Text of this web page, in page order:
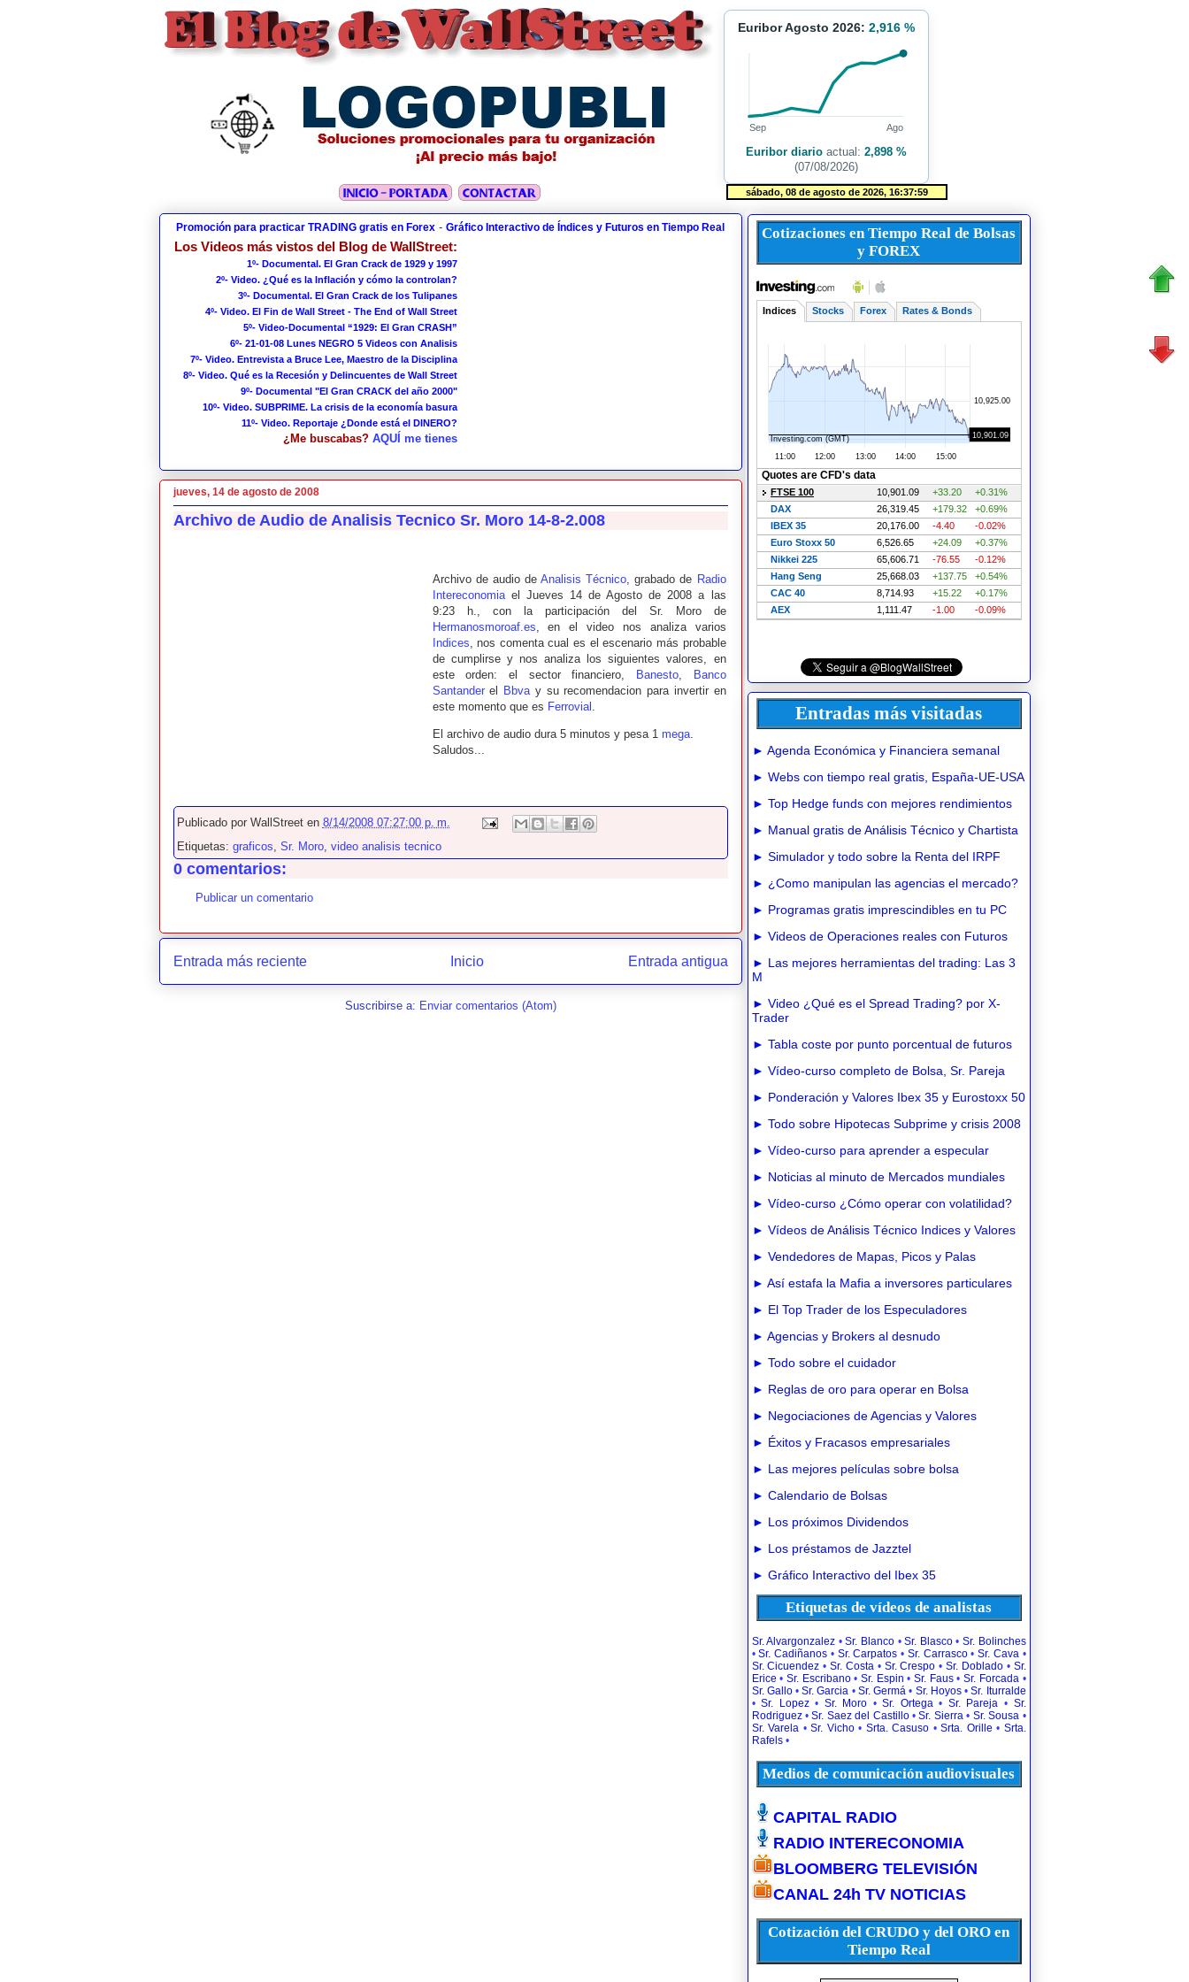
Euribor Agosto 2026: 2,916 %
Sep Ago
Euribor diarioactual: 2,898 %
(07/08/2026)
Promoción para practicar TRADING gratis en Forex - Gráfico Interactivo de Índices y Futuros en Tiempo Real
Los Videos más vistos del Blog de WallStreet:
1º- Documental. El Gran Crack de 1929 y 1997
2º- Video. ¿Qué es la Inflación y cómo la controlan?
3º- Documental. El Gran Crack de los Tulipanes
4º- Video. El Fin de Wall Street - The End of Wall Street
5º- Video-Documental “1929: El Gran CRASH”
6º- 21-01-08 Lunes NEGRO 5 Videos con Analisis
7º- Video. Entrevista a Bruce Lee, Maestro de la Disciplina
8º- Video. Qué es la Recesión y Delincuentes de Wall Street
9º- Documental "El Gran CRACK del año 2000"
10º- Video. SUBPRIME. La crisis de la economía basura
11º- Video. Reportaje ¿Donde está el DINERO?
¿Me buscabas? AQUÍ me tienes
jueves, 14 de agosto de 2008
Archivo de Audio de Analisis Tecnico Sr. Moro 14-8-2.008
Archivo de audio de Analisis Técnico, grabado de Radio
Intereconomiael Jueves 14 de Agosto de 2008 a las
9:23 h., con la participación del Sr. Moro de
Hermanosmoroaf.es, en el video nos analiza varios
Indices, nos comenta cual es el escenario más probable
de cumplirse y nos analiza los siguientes valores, en
este orden: el sector financiero,
Banesto,
Banco
Santanderel Bbvay su recomendacion para invertir en
este momento que es Ferrovial .
El archivo de audio dura 5 minutos y pesa 1 mega.
Saludos...
Publicado por WallStreet en 8/14/2008 07:27:00 p. m.
Etiquetas: graficos, Sr. Moro, video analisis tecnico
0 comentarios:
Publicar un comentario
Entrada más reciente Entrada antigua
Inicio
Suscribirse a: Enviar comentarios (Atom)
Cotizaciones en Tiempo Real de Bolsas
y FOREX
Entradas más visitadas
► Agenda Económica y Financiera semanal
► Webs con tiempo real gratis, España-UE-USA
► Top Hedge funds con mejores rendimientos
► Manual gratis de Análisis Técnico y Chartista
► Simulador y todo sobre la Renta del IRPF
► ¿Como manipulan las agencias el mercado?
► Programas gratis imprescindibles en tu PC
► Videos de Operaciones reales con Futuros
► Las mejores herramientas del trading: Las 3
M
► Video ¿Qué es el Spread Trading? por X-
Trader
► Tabla coste por punto porcentual de futuros
► Vídeo-curso completo de Bolsa, Sr. Pareja
► Ponderación y Valores Ibex 35 y Eurostoxx 50
► Todo sobre Hipotecas Subprime y crisis 2008
► Vídeo-curso para aprender a especular
► Noticias al minuto de Mercados mundiales
► Vídeo-curso ¿Cómo operar con volatilidad?
► Vídeos de Análisis Técnico Indices y Valores
► Vendedores de Mapas, Picos y Palas
► Así estafa la Mafia a inversores particulares
► El Top Trader de los Especuladores
► Agencias y Brokers al desnudo
► Todo sobre el cuidador
► Reglas de oro para operar en Bolsa
► Negociaciones de Agencias y Valores
► Éxitos y Fracasos empresariales
► Las mejores películas sobre bolsa
► Calendario de Bolsas
► Los próximos Dividendos
► Los préstamos de Jazztel
► Gráfico Interactivo del Ibex 35
Etiquetas de vídeos de analistas
Sr. Alvargonzalez •Sr. Blanco•Sr. Blasco• Sr. Bolinches
•Sr. Cadiñanos • Sr. Carpatos • Sr. Carrasco• Sr. Cava•
Sr. Cicuendez •Sr. Costa• Sr. Crespo •Sr. Doblado• Sr.
Erice • Sr. Escribano• Sr. Espin •Sr. Faus•Sr. Forcada•
Sr. Gallo•Sr. Garcia • Sr. Germá • Sr. Hoyos•Sr. Iturralde
•Sr. Lopez• Sr. Moro •Sr. Ortega• Sr. Pareja • Sr.
Rodriguez•Sr. Saez del Castillo•Sr. Sierra• Sr. Sousa •
Sr. Varela • Sr. Vicho• Srta. Casuso • Srta. Orille • Srta.
Rafels•
Medios de comunicación audiovisuales
CAPITAL RADIO
RADIO INTERECONOMIA
BLOOMBERG TELEVISIÓN
CANAL 24h TV NOTICIAS
Cotización del CRUDO y del ORO en
Tiempo Real